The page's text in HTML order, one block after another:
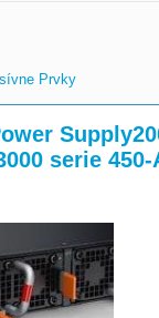
Prvky
serie 450-